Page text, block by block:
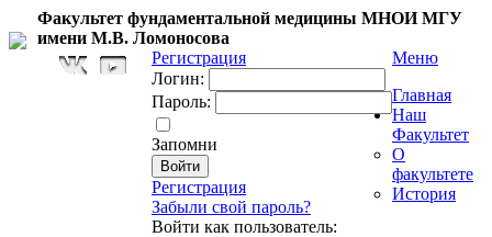
Факультет фундаментальной медицины МНОИ МГУ
имени М.В. Ломоносова
Регистрация
Логин:
Пароль:
Запомни
Регистрация
Забыли свой пароль?
Войти как пользователь:
Меню
Главная
Наш
Факультет
О
факультете
История